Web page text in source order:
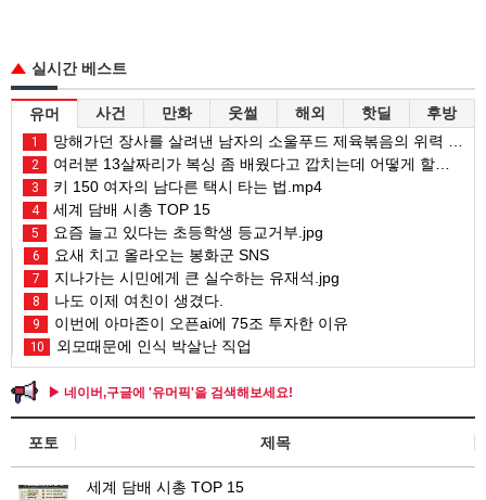
실시간 베스트
유머 사건 만화 웃썰 해외 핫딜 후방
1 망해가던 장사를 살려낸 남자의 소울푸드 제육볶음의 위력 ㅋㅋ
2 여러분 13살짜리가 복싱 좀 배웠다고 깝치는데 어떻게 할까요?
3 키 150 여자의 남다른 택시 타는 법.mp4
4 세계 담배 시총 TOP 15
5 요즘 늘고 있다는 초등학생 등교거부.jpg
6 요새 치고 올라오는 봉화군 SNS
7 지나가는 시민에게 큰 실수하는 유재석.jpg
8 나도 이제 여친이 생겼다.
9 이번에 아마존이 오픈ai에 75조 투자한 이유
10 외모때문에 인식 박살난 직업
▶ 네이버,구글에 '유머픽'을 검색해보세요!
포토 제목
세계 담배 시총 TOP 15